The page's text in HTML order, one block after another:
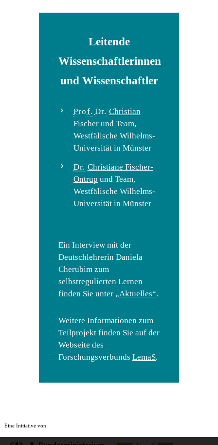
Leitende
Wissenschaftlerinnen
und Wissenschaftler
Prof. Dr. Christian
Fischer und Team,
Westfälische Wilhelms-
Universität in Münster
Dr. Christiane Fischer-
Ontrup und Team,
Westfälische Wilhelms-
Universität in Münster
Ein Interview mit der
Deutschlehrerin Daniela
Cherubim zum
selbstregulierten Lernen
finden Sie unter „Aktuelles“.
Weitere Informationen zum
Teilprojekt finden Sie auf der
Webseite des
Forschungsverbunds LemaS.
Eine Initiative von: